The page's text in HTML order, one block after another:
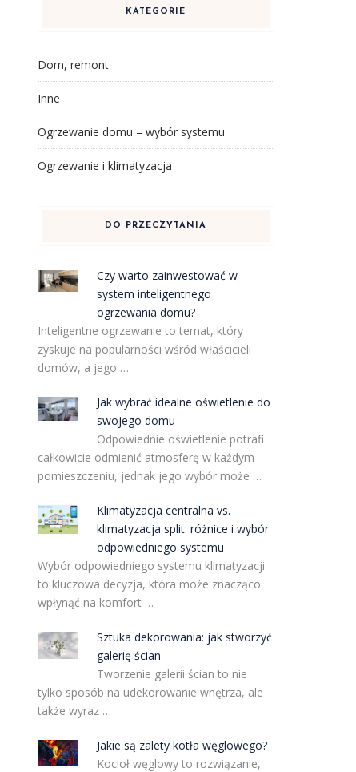
KATEGORIE
Dom, remont
Inne
Ogrzewanie domu – wybór systemu
Ogrzewanie i klimatyzacja
DO PRZECZYTANIA
Czy warto zainwestować w
system inteligentnego
ogrzewania domu?
Inteligentne ogrzewanie to temat, który
zyskuje na popularności wśród właścicieli
domów, a jego …
Jak wybrać idealne oświetlenie do
swojego domu
Odpowiednie oświetlenie potrafi
całkowicie odmienić atmosferę w każdym
pomieszczeniu, jednak jego wybór może …
Klimatyzacja centralna vs.
klimatyzacja split: różnice i wybór
odpowiedniego systemu
Wybór odpowiedniego systemu klimatyzacji
to kluczowa decyzja, która może znacząco
wpłynąć na komfort …
Sztuka dekorowania: jak stworzyć
galerię ścian
Tworzenie galerii ścian to nie
tylko sposób na udekorowanie wnętrza, ale
także wyraz …
Jakie są zalety kotła węglowego?
Kocioł węglowy to rozwiązanie,